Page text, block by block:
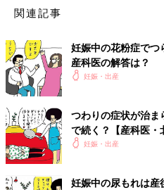
関連記事
妊娠中の花粉症で
産科医の解答は？
妊娠・出産
つわりの症状が治
で続く？【産科医・
室】妊娠・出産
妊娠中の尿もれは